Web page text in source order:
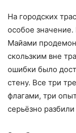
На городских
особое значение.
Майами
скользким вне
ошибки было
стену. Все три
флагами, три
серьёзно